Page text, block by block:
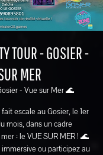
TOUR - GOSIER -
MER
- Vue sur Mer 🌊
escale au Gosier, le 1er
mois, dans un cadre
: le VUE SUR MER ! 🌊
ou participez au